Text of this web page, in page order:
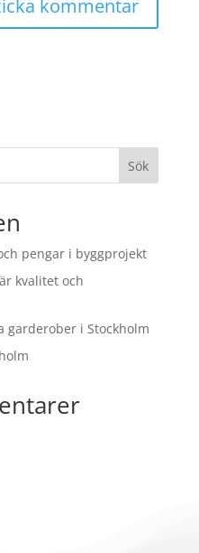
Sök
pengar i byggprojekt
kvalitet och
garderober i Stockholm